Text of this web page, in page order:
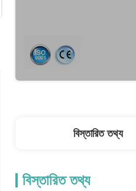
বিস্তারিত তথ্য
বিস্তারিত তথ্য